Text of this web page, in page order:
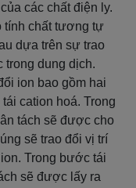
các chất điện ly.
tính chất tương tự
dựa trên sự trao
trong dung dịch.
ion bao gồm hai
cation hoá. Trong
tách sẽ được cho
sẽ trao đổi vị trí
Trong bước tái
sẽ được lấy ra